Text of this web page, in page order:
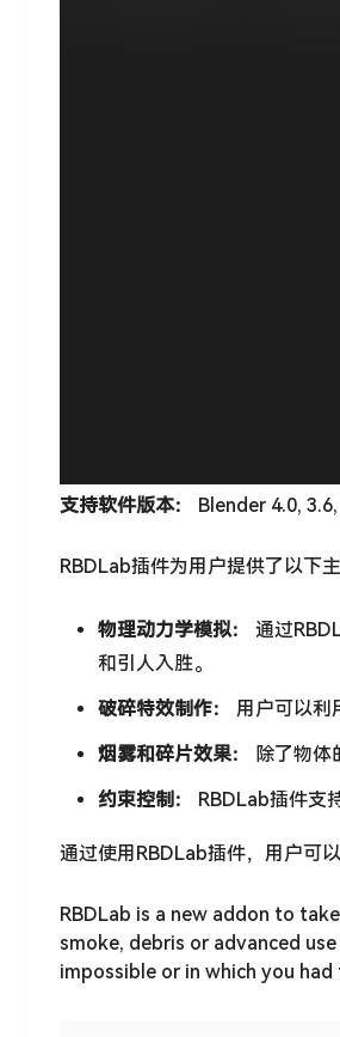
支持软件版本： Blender 4.0,
RBDLab插件为用户提供了以下
物理动力学模拟：
通过
和引人入胜。
破碎特效制作：
用户可以利
烟雾和碎片效果：
除了物体
约束控制：
RBDLab插件支
通过使用RBDLab插件，用户可
RBDLab is a new addon to
smoke, debris or advanced
impossible or in which you